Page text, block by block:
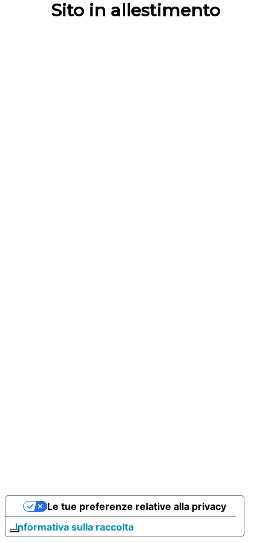
Sito in allestimento
Informativa sulla raccolta
Le tue preferenze relative alla privacy